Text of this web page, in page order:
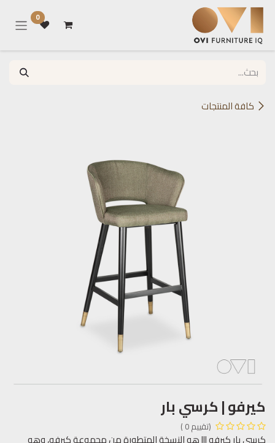
تخطي للذهاب إلى المحتوى
0
كافة المنتجات
كيرفو | كرسي بار
(تقييم 0 )